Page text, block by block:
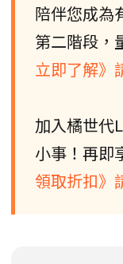
陪伴您成為
第二階段，
立即了解》
加入橘世代
小事！再即
領取折扣》